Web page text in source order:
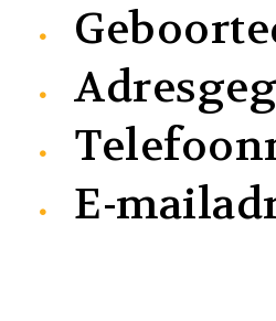
E-